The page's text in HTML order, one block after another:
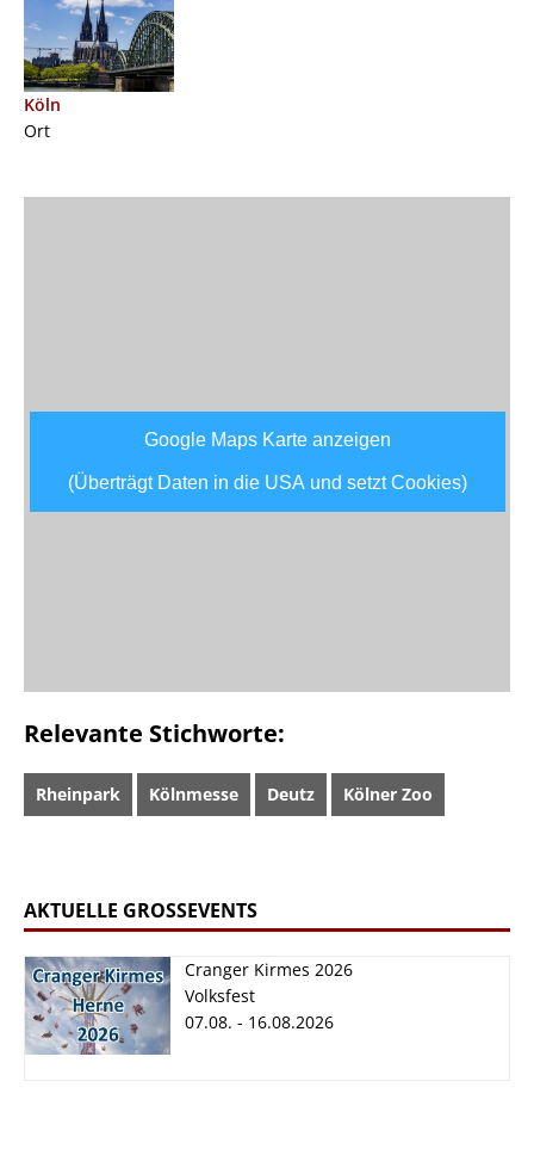
Köln
Ort
Google Maps Karte anzeigen
(Überträgt Daten in die USA und setzt Cookies)
Relevante Stichworte:
Rheinpark Kölnmesse Deutz Kölner Zoo
AKTUELLE GROSSEVENTS
Cranger Kirmes 2026
Volksfest
07.08. - 16.08.2026